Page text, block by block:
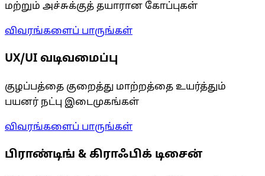
மற்றும் அச்சுக்குத் தயாரான கோப்புகள்
விவரங்களைப் பாருங்கள்
UX/UI வடிவமைப்பு
குழப்பத்தை குறைத்து மாற்றத்தை உயர்த்தும்
பயனர் நட்பு இடைமுகங்கள்
விவரங்களைப் பாருங்கள்
பிராண்டிங் & கிராஃபிக் டிசைன்